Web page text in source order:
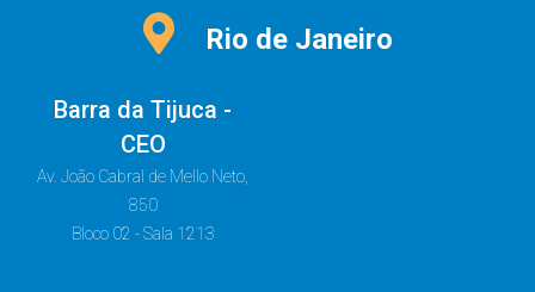
Rio de Janeiro
Barra da Tijuca -
CEO
Av. João Cabral de Mello Neto,
850
Bloco 02 - Sala 1213